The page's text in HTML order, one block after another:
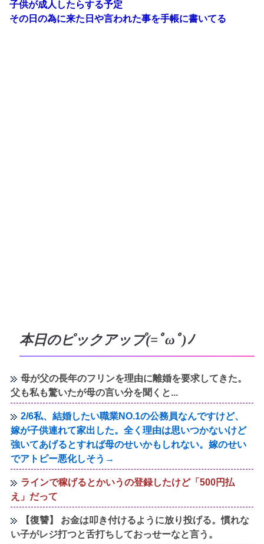
子供が成人したらする予定
その日の為に来た日や言われた事を手帳に書いてる
本日のピックアップ(=ﾟωﾟ)ﾉ
母が父の長年のフリンを理由に離婚を要求してきた。
父も私も驚いたが母の言い分を聞くと...
2/6私、結婚したい職業NO.1の公務員なんですけど、
嫁が子供連れて家出した。全く理由は思いつかないけど
強いてあげるとすれば母のせいかもしれない。嫁のせい
でアトピー悪化しそう→
ラインで稼げるとかいうの登録したけど「500円払
え」だって
【復讐】 お金は叩き付けるように放り投げる。慣れな
い子がレジ打つと舌打ちしておっせーなと言う。